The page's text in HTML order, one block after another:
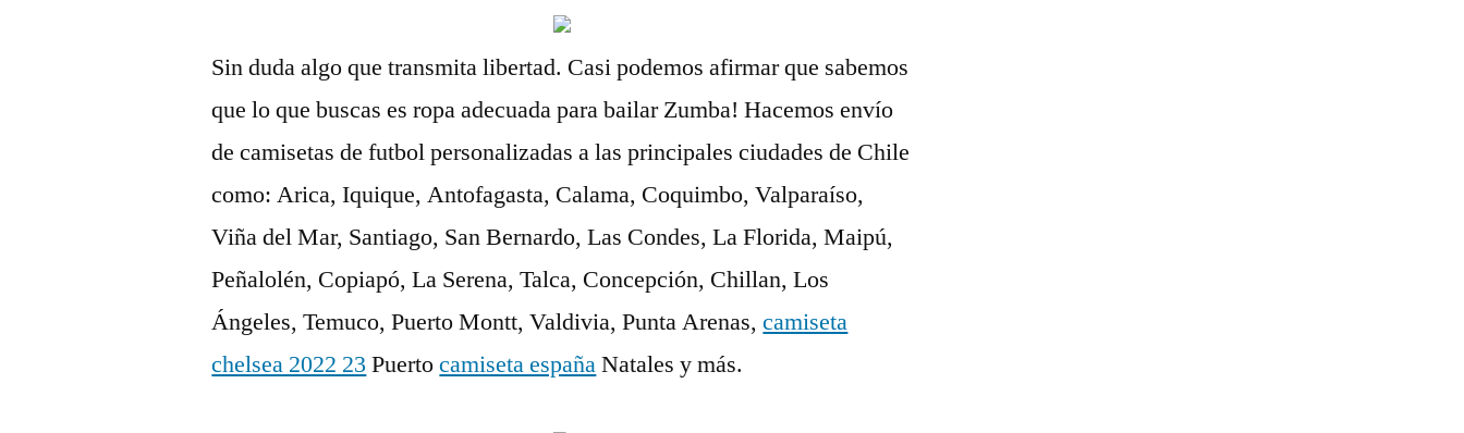
Sin duda algo que transmita libertad. Casi podemos afirmar que sabemos
que lo que buscas es ropa adecuada para bailar Zumba! Hacemos envío
de camisetas de futbol personalizadas a las principales ciudades de Chile
como: Arica, Iquique, Antofagasta, Calama, Coquimbo, Valparaíso,
Viña del Mar, Santiago, San Bernardo, Las Condes, La Florida, Maipú,
Peñalolén, Copiapó, La Serena, Talca, Concepción, Chillan, Los
Ángeles, Temuco, Puerto Montt, Valdivia, Punta Arenas,camiseta
chelsea 2022 23 Puertocamiseta españaNatales y más.